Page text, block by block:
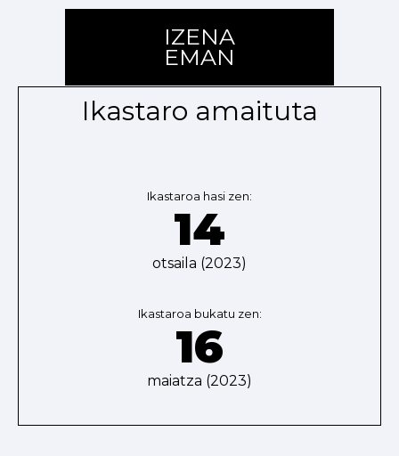
IZENA
EMAN
Ikastaro amaituta
Ikastaroa hasi zen:
14
otsaila (2023)
Ikastaroa bukatu zen:
16
maiatza (2023)